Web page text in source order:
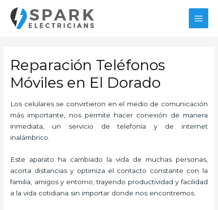
contenido
Reparación Teléfonos
Móviles en El Dorado
Los celulares se convirtieron en el medio de comunicación
más importante, nos permite hacer conexión de manera
inmediata, un servicio de telefonía y de internet
inalámbrico.
Este aparato ha cambiado la vida de muchas personas,
acorta distancias y optimiza el contacto constante con la
familia, amigos y entorno, trayendo productividad y facilidad
a la vida cotidiana sin importar donde nos encontremos.